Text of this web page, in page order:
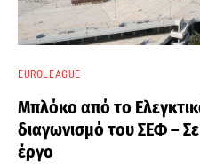
EUROLEAGUE
Μπλόκο από το
διαγωνισμό του ΣΕΦ –
έργο